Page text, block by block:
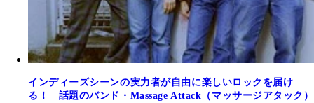
インディーズシーンの実力者が自由に楽しいロックを届け
る！ 話題のバンド・Massage Attack（マッサージアタック）